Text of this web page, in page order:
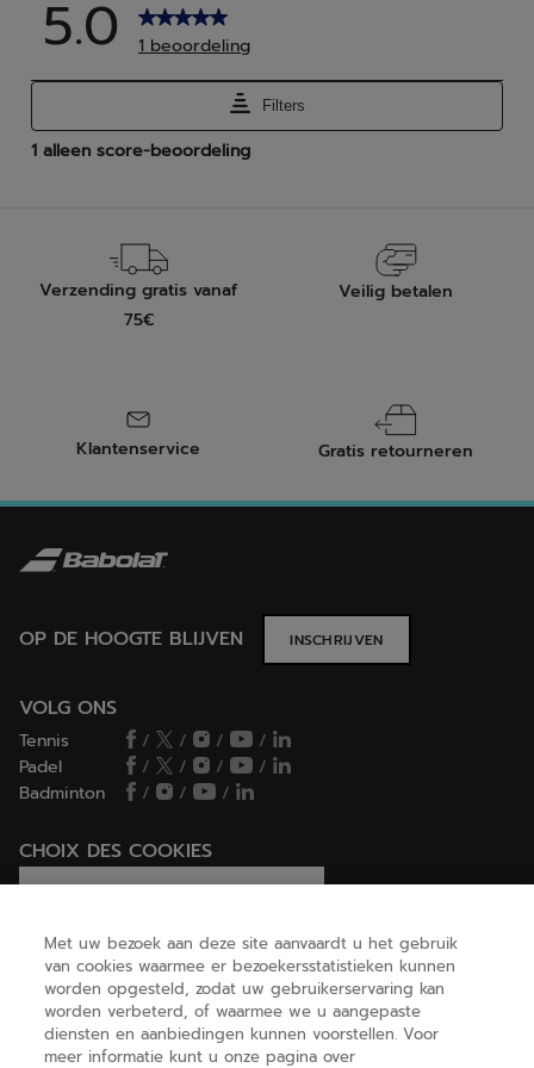
Verzending gratis vanaf
75€
Veilig betalen
Klantenservice Gratis retourneren
OP DE HOOGTE BLIJVEN INSCHRIJVEN
VOLG ONS
Tennis / / /
/
Padel
/ / /
/
Badminton
/ / /
CHOIX DES COOKIES
HELP
Met uw bezoek aan deze site aanvaardt u het gebruik
van cookies waarmee er bezoekersstatistieken kunnen
worden opgesteld, zodat uw gebruikerservaring kan
worden verbeterd, of waarmee we u aangepaste
diensten en aanbiedingen kunnen voorstellen. Voor
meer informatie kunt u onze pagina over